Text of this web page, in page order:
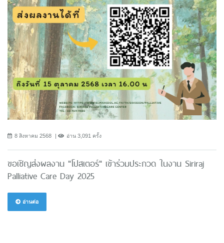
8 สิงหาคม 2568 อ่าน 3,091 ครั้ง
ขอเชิญส่งผลงาน "โปสเตอร์" เข้าร่วมประกวด ในงาน Siriraj
Palliative Care Day 2025
อ่านต่อ